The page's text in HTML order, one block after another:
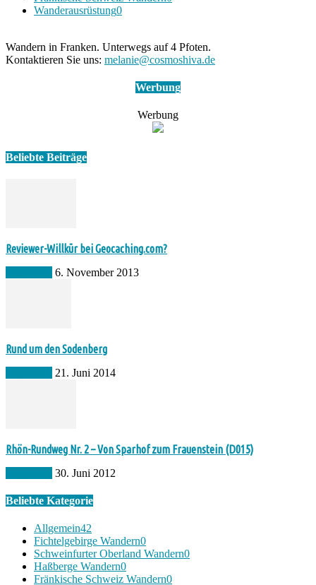
Wanderausrüstung0
Wandern in Franken. Unterwegs auf 4 Pfoten.
Kontaktieren Sie uns: melanie@cosmoshiva.de
Werbung
Werbung
Beliebte Beiträge
Reviewer-Willkür bei Geocaching.com?
6. November 2013
Rund um den Sodenberg
21. Juni 2014
Rhön-Rundweg Nr. 2 – Von Sparhof zum Frauenstein (D015)
30. Juni 2012
Beliebte Kategorie
Allgemein42
Fichtelgebirge Wandern0
Schweinfurter Oberland Wandern0
Haßberge Wandern0
Fränkische Schweiz Wandern0